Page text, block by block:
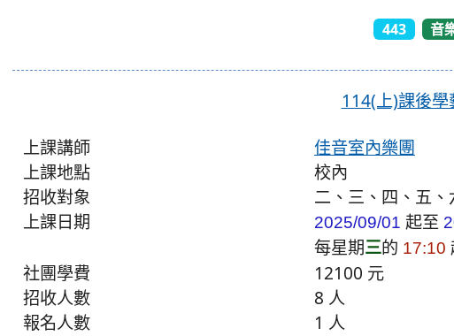
443 音
114(上)課後學
上課講師
佳音室內樂團
上課地點
校內
招收對象
二、三、四、五、
上課日期
2025/09/01 起至
每星期三的 17:10
社團學費
12100 元
招收人數
8 人
報名人數
1 人